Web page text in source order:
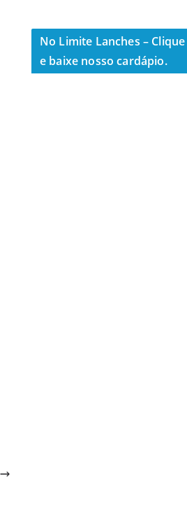
No Limite Lanches –
e baixe nosso cardápio.